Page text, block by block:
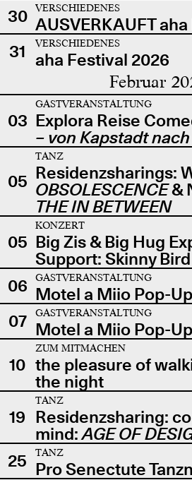
30
VERSCHIEDENES
AUSVERKAUFT
31
VERSCHIEDENES
aha Festival 2026
Februar
03
GASTVERANSTALTUNG
Explora Reise
– von Kapstadt
05
TANZ
Residenzsharings:
OBSOLESCENCE&
THE IN BETWEEN
05
KONZERT
Big Zis & Big Hug
Support: Skinny
06
GASTVERANSTALTUNG
Motel a Miio Pop-
07
GASTVERANSTALTUNG
Motel a Miio Pop-
10
ZUM MITMACHEN
the pleasure of
the night
19
TANZ
Residenzsharing:
mind:AGE OF
25
TANZ
Pro Senectute